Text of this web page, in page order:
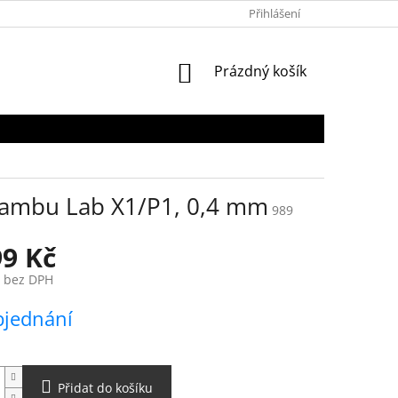
PODMÍNKY OCHRANY OSOBNÍCH ÚDAJŮ
Přihlášení
NÁKUPNÍ
Prázdný košík
Lab X1/P1, 0,4 mm 989
Kč
DPH
Přidat do košíku